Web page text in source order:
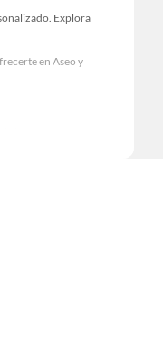
Explora
en Aseo y